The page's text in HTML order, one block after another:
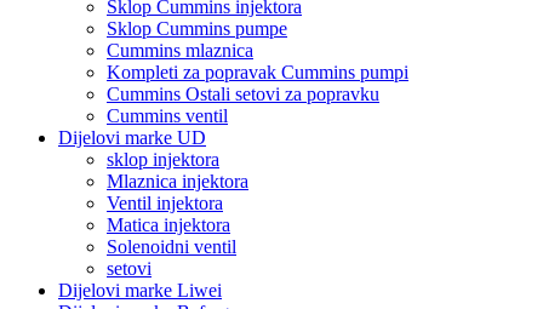
Sklop Cummins injektora
Sklop Cummins pumpe
Cummins mlaznica
Kompleti za popravak Cummins pumpi
Cummins Ostali setovi za popravku
Cummins ventil
Dijelovi marke UD
sklop injektora
Mlaznica injektora
Ventil injektora
Matica injektora
Solenoidni ventil
setovi
Dijelovi marke Liwei